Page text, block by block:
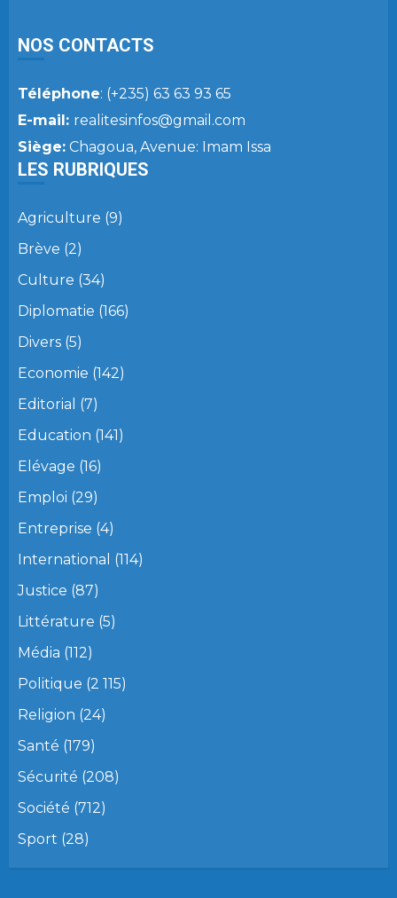
NOS CONTACTS
Téléphone: (+235) 63 63 93 65
E-mail: realitesinfos@gmail.com
Siège: Chagoua, Avenue: Imam Issa
LES RUBRIQUES
Agriculture (9)
Brève (2)
Culture (34)
Diplomatie (166)
Divers (5)
Economie (142)
Editorial (7)
Education (141)
Elévage (16)
Emploi (29)
Entreprise (4)
International (114)
Justice (87)
Littérature (5)
Média (112)
Politique (2 115)
Religion (24)
Santé (179)
Sécurité (208)
Société (712)
Sport (28)